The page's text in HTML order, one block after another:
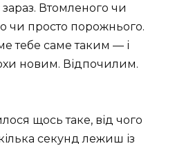
Втомленого чи
чи просто порожнього.
тебе саме таким — і
новим. Відпочилим.
щось таке, від чого
секунд лежиш із